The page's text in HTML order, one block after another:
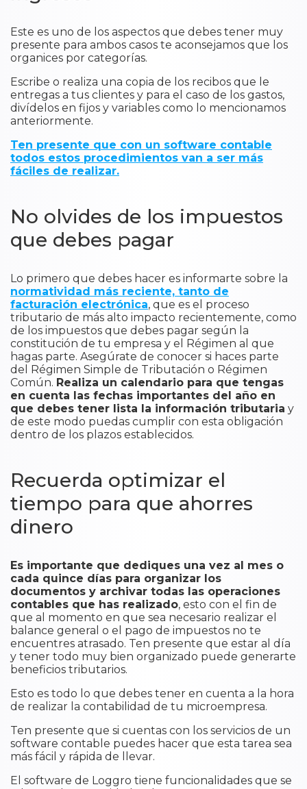
Este es uno de los aspectos que debes tener muy
presente para ambos casos te aconsejamos que los
organices por categorías.
Escribe o realiza una copia de los recibos que le
entregas a tus clientes y para el caso de los gastos,
divídelos en fijos y variables como lo mencionamos
anteriormente.
Ten presente que con un software contable
todos estos procedimientos van a ser más
fáciles de realizar.
No olvides de los impuestos
que debes pagar
Lo primero que debes hacer es informarte sobre la
normatividad más reciente, tanto de
facturación electrónica, que es el proceso
tributario de más alto impacto recientemente, como
de los impuestos que debes pagar según la
constitución de tu empresa y el Régimen al que
hagas parte. Asegúrate de conocer si haces parte
del Régimen Simple de Tributación o Régimen
Común. Realiza un calendario para que tengas
en cuenta las fechas importantes del año en
que debes tener lista la información tributaria y
de este modo puedas cumplir con esta obligación
dentro de los plazos establecidos.
Recuerda optimizar el
tiempo para que ahorres
dinero
Es importante que dediques una vez al mes o
cada quince días para organizar los
documentos y archivar todas las operaciones
contables que has realizado, esto con el fin de
que al momento en que sea necesario realizar el
balance general o el pago de impuestos no te
encuentres atrasado. Ten presente que estar al día
y tener todo muy bien organizado puede generarte
beneficios tributarios.
Esto es todo lo que debes tener en cuenta a la hora
de realizar la contabilidad de tu microempresa.
Ten presente que si cuentas con los servicios de un
software contable puedes hacer que esta tarea sea
más fácil y rápida de llevar.
El software de Loggro tiene funcionalidades que se